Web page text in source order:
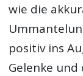
wie die
positiv ins
Gelenke und